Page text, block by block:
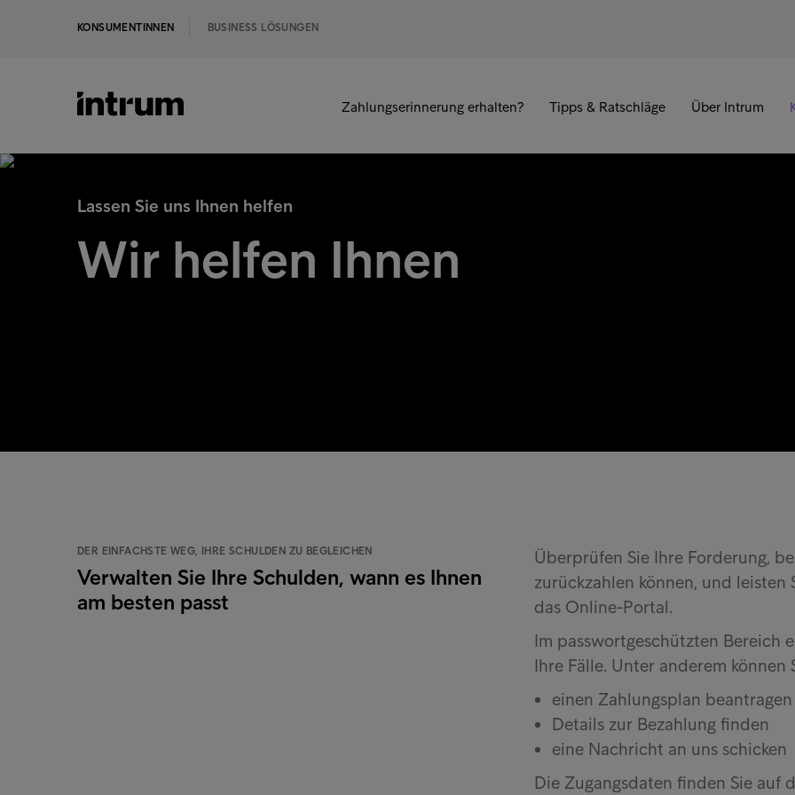
KONSUMENTINNEN BUSINESS LÖSUNGEN
Zahlungserinnerung erhalten? Tipps & Ratschläge Über Intrum
Lassen Sie uns Ihnen helfen
Wir helfen Ihnen
DER EINFACHSTE WEG, IHRE SCHULDEN ZU BEGLEICHEN
Verwalten Sie Ihre Schulden, wann es Ihnen
am besten passt
Überprüfen Sie Ihre Forderung,
zurückzahlen können, und
das Online-Portal.
Im passwortgeschützten Bereich
Ihre Fälle. Unter anderem können
einen Zahlungsplan beantragen
Details zur Bezahlung finden
eine Nachricht an uns schicken
Die Zugangsdaten finden Sie auf